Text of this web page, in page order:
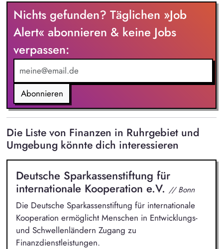
diese auf und leistest damit einen wichtigen Beitrag zum
Konzernreporting. Du erstellst aussagekräftige Präsentationen
für das Finanzreporting. Du wirkst bei der Einführung einer
modernen Business-Intelligence-Lösung (BI) zur
Digitalisierung unseres Nachhaltigkeitsreportings mit.
Nichts gefunden? Täglichen »Job
Alert« abonnieren & keine Jobs
verpassen:
Abonnieren
Die Liste von Finanzen in Ruhrgebiet und
Umgebung könnte dich interessieren
Deutsche Sparkassenstiftung für
internationale Kooperation e.V. // Bonn
Die Deutsche Sparkassenstiftung für internationale
Kooperation ermöglicht Menschen in Entwicklungs-
und Schwellenländern Zugang zu
Finanzdienstleistungen.